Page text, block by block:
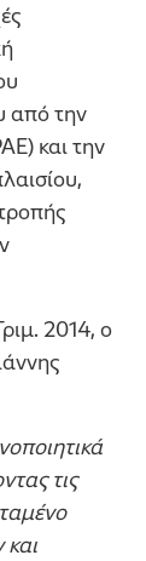
από την
και την
2014, ο
τις